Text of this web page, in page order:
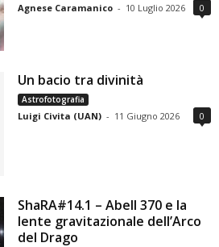
Agnese Caramanico - 10 Luglio 2026 0
Un bacio tra divinità
Astrofotografia
Luigi Civita (UAN) - 11 Giugno 2026 0
ShaRA#14.1 – Abell 370 e la
lente gravitazionale dell’Arco
del Drago